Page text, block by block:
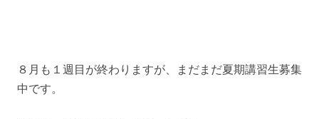
８月も１週目が終わりますが、まだまだ夏期講習生募集
中です。